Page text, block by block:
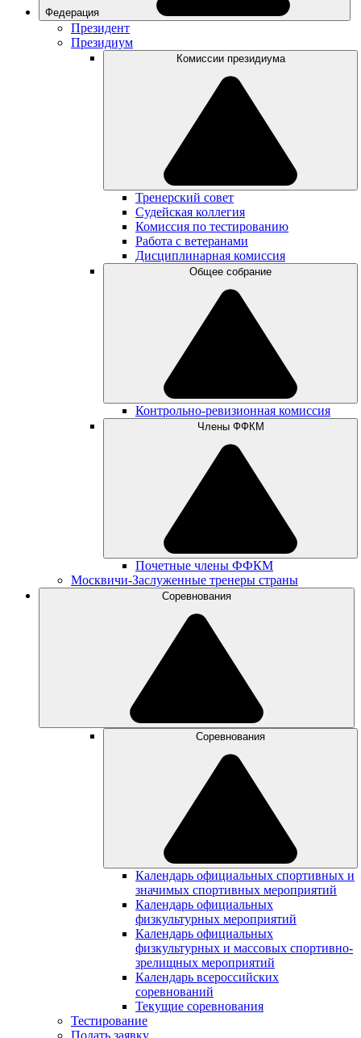
Федерация
Президент
Президиум
Комиссии президиума
Тренерский совет
Судейская коллегия
Комиссия по тестированию
Работа с ветеранами
Дисциплинарная комиссия
Общее собрание
Контрольно-ревизионная комиссия
Члены ФФКМ
Почетные члены ФФКМ
Москвичи-Заслуженные тренеры страны
Соревнования
Соревнования
Календарь официальных спортивных и
значимых спортивных мероприятий
Календарь официальных
физкультурных мероприятий
Календарь официальных
физкультурных и массовых спортивно-
зрелищных мероприятий
Календарь всероссийских
соревнований
Текущие соревнования
Тестирование
Подать заявку